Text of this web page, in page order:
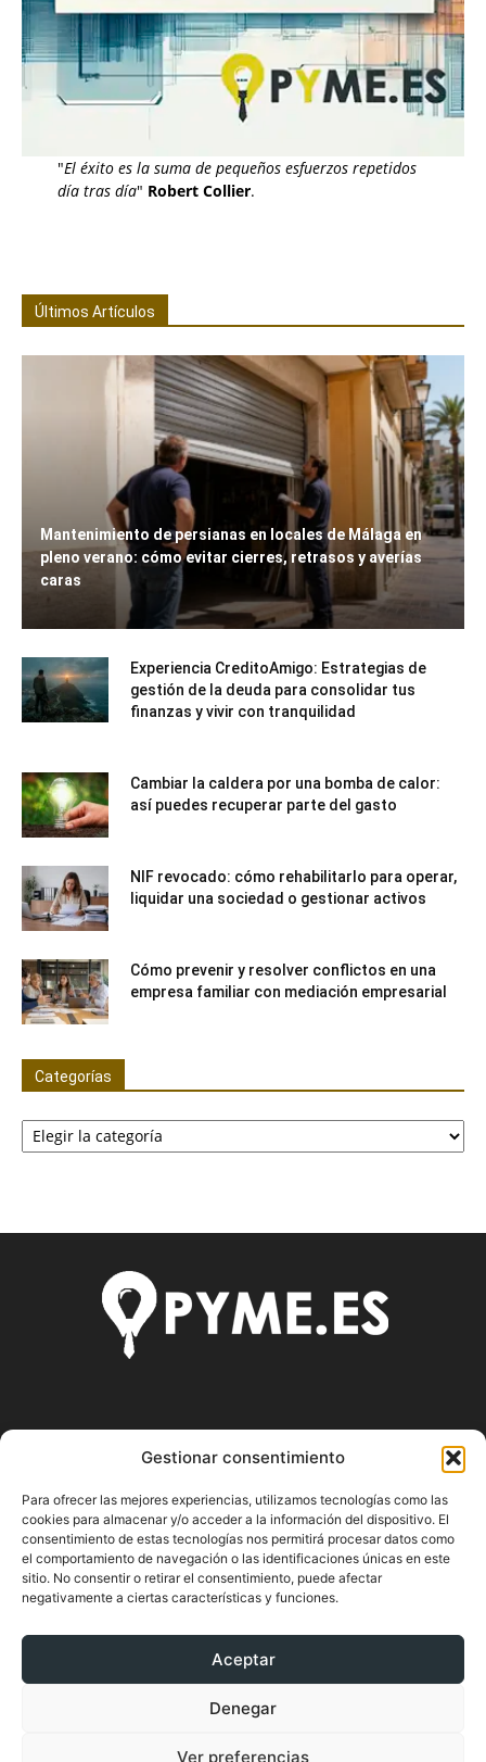
Gestionar consentimiento
Para ofrecer las mejores experiencias, utilizamos tecnologías como las
cookies para almacenar y/o acceder a la información del dispositivo. El
consentimiento de estas tecnologías nos permitirá procesar datos como
el comportamiento de navegación o las identificaciones únicas en este
sitio. No consentir o retirar el consentimiento, puede afectar
negativamente a ciertas características y funciones.
Aceptar
Denegar
Ver preferencias
"El éxito es la suma de pequeños esfuerzos repetidos
día tras día" Robert Collier.
Últimos Artículos
Mantenimiento de persianas en locales de Málaga en
pleno verano: cómo evitar cierres, retrasos y averías
caras
Experiencia CreditoAmigo: Estrategias de
gestión de la deuda para consolidar tus
finanzas y vivir con tranquilidad
Cambiar la caldera por una bomba de calor:
así puedes recuperar parte del gasto
NIF revocado: cómo rehabilitarlo para operar,
liquidar una sociedad o gestionar activos
Cómo prevenir y resolver conflictos en una
empresa familiar con mediación empresarial
Categorías
Categorías
Pyme.es es el portal web donde podrás mantenerte
actualizado de todas las noticias y novedades sobre la
economía en España y el mundo, así como donde podrás
conseguir toda la información necesaria sobre
emprendimiento.
SÍGUENOS